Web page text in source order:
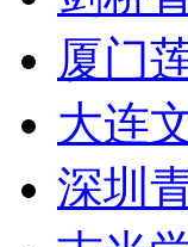
厦门
大连
深圳